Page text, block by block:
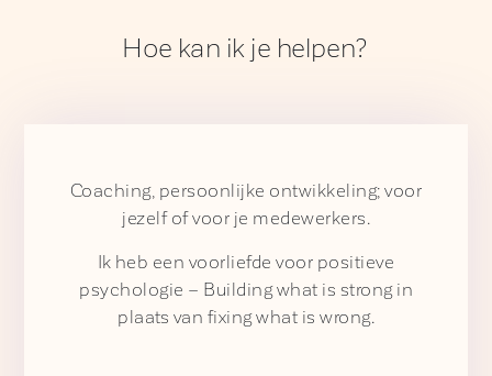
Hoe kan ik je helpen?
Coaching, persoonlijke ontwikkeling; voor
jezelf of voor je medewerkers.
Ik heb een voorliefde voor positieve
psychologie – Building what is strong in
plaats van fixing what is wrong.